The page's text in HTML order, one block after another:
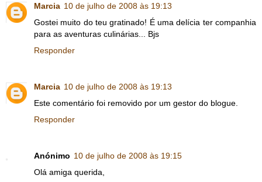
Marcia 10 de julho de 2008 às 19:13
Gostei muito do teu gratinado! É uma delícia ter companhia
para as aventuras culinárias... Bjs
Responder
Marcia 10 de julho de 2008 às 19:13
Este comentário foi removido por um gestor do blogue.
Responder
Anónimo 10 de julho de 2008 às 19:15
Olá amiga querida,